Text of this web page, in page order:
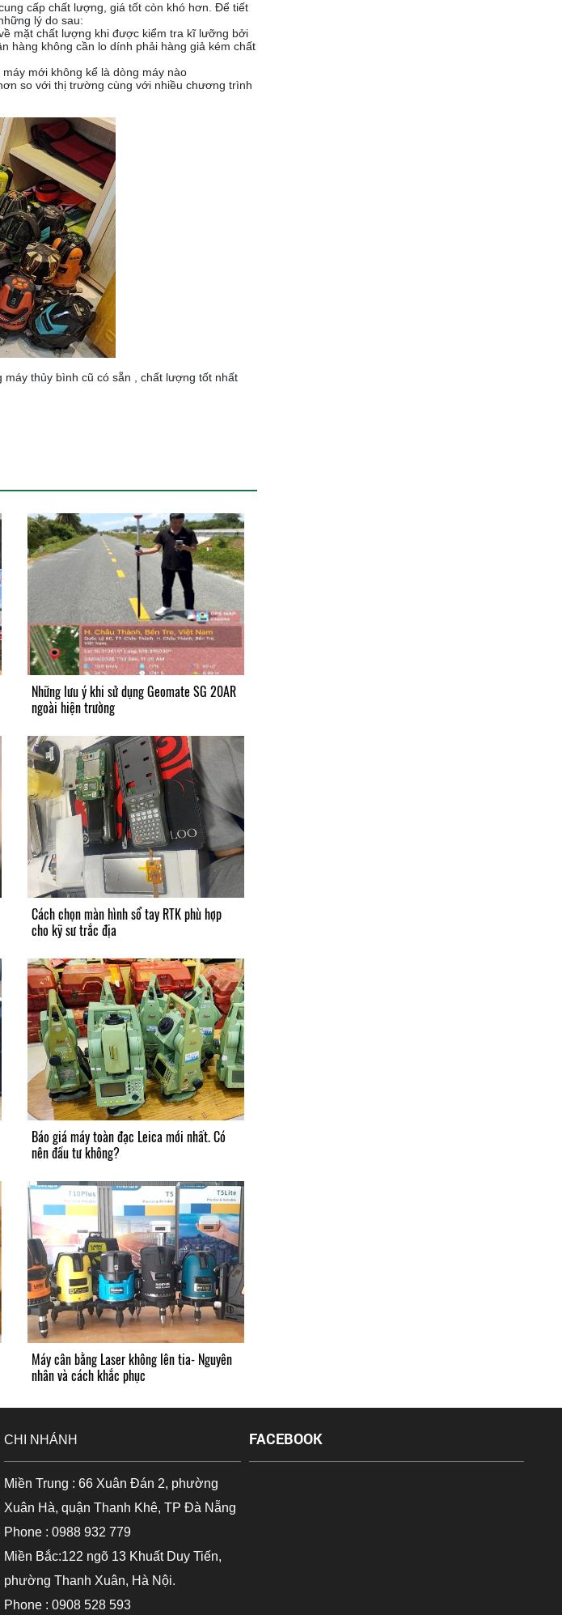
cấp chất lượng, giá tốt còn khó hơn. Để tiết
lý do sau:
mặt chất lượng khi được kiểm tra kĩ lưỡng bởi
hàng không cần lo dính phải hàng giả kém chất
mới không kể là dòng máy nào
so với thị trường cùng với nhiều chương trình
thủy bình cũ có sẵn , chất lượng tốt nhất
Những lưu ý khi sử dụng Geomate SG 20AR
ngoài hiện trường
Cách chọn màn hình sổ tay RTK phù hợp
cho kỹ sư trắc địa
Báo giá máy toàn đạc Leica mới nhất. Có
nên đầu tư không?
Máy cân bằng Laser không lên tia- Nguyên
nhân và cách khắc phục
CHI NHÁNH
Miền Trung : 66 Xuân Đán 2, phường
Xuân Hà, quận Thanh Khê, TP Đà Nẵng
Phone : 0988 932 779
Miền Bắc:122 ngõ 13 Khuất Duy Tiến,
phường Thanh Xuân, Hà Nội.
Phone : 0908 528 593
FACEBOOK